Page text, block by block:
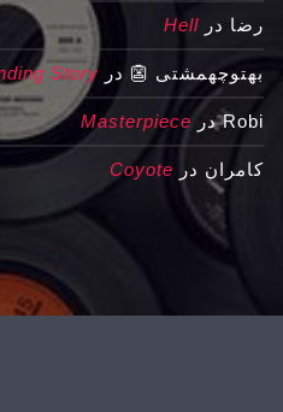
رضا در Hell
بهتوچهمشتی 👺 در Story
Robiدر Masterpiece
کامران در Coyote